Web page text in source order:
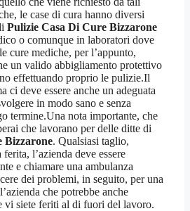
le case di cura hanno diversi
Pulizie Casa Di Cure Bizzarone
o comunque in laboratori dove
cure mediche, per l’appunto,
un valido abbigliamento protettivo
effettuando proprio le pulizie.Il
ci deve essere anche un adeguata
in modo sano e senza
termine.Una nota importante, che
che lavorano per delle ditte di
Bizzarone. Qualsiasi taglio,
l’azienda deve essere
e chiamare una ambulanza
dei problemi, in seguito, per una
che potrebbe anche
vi siete feriti al di fuori del lavoro.